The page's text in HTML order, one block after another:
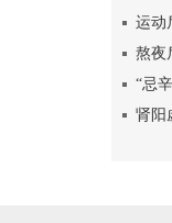
运动
“忌